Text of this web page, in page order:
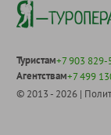
Туристам+7 903 829-
Агентствам+7 499
© 2013 - 2026 |